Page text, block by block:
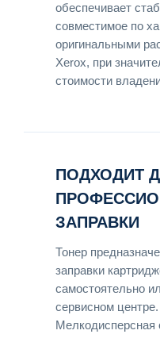
обеспечивает
совместимое по
оригинальными
Xerox, при
стоимости
ПОДХОДИТ
ЗАПРАВКИ
Тонер
заправки
самостоятельно
сервисном центре.
Мелкодисперсная